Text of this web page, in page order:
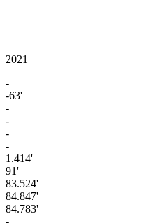
2021
-
-63'
-
-
-
-
1.414'
91'
83.524'
84.847'
84.783'